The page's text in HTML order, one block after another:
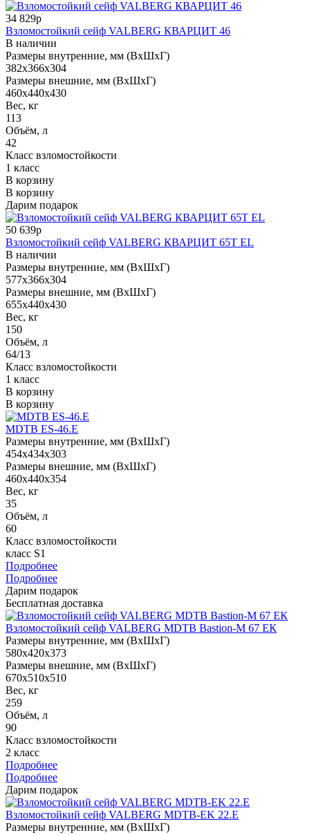
34 829р
Взломостойкий сейф VALBERG КВАРЦИТ 46
В наличии
Размеры внутренние, мм (ВхШхГ)
382x366x304
Размеры внешние, мм (ВхШхГ)
460x440x430
Вес, кг
113
Объём, л
42
Класс взломостойкости
1 класс
В корзину
В корзину
Дарим подарок
50 639р
Взломостойкий сейф VALBERG КВАРЦИТ 65Т EL
В наличии
Размеры внутренние, мм (ВхШхГ)
577x366x304
Размеры внешние, мм (ВхШхГ)
655x440x430
Вес, кг
150
Объём, л
64/13
Класс взломостойкости
1 класс
В корзину
В корзину
МDТВ ES-46.E
Размеры внутренние, мм (ВхШхГ)
454x434x303
Размеры внешние, мм (ВхШхГ)
460x440x354
Вес, кг
35
Объём, л
60
Класс взломостойкости
класс S1
Подробнее
Подробнее
Дарим подарок
Бесплатная доставка
Взломостойкий сейф VALBERG MDTB Bastion-M 67 ЕК
Размеры внутренние, мм (ВхШхГ)
580x420x373
Размеры внешние, мм (ВхШхГ)
670x510x510
Вес, кг
259
Объём, л
90
Класс взломостойкости
2 класс
Подробнее
Подробнее
Дарим подарок
Взломостойкий сейф VALBERG MDTB-EK 22.E
Размеры внутренние, мм (ВхШхГ)